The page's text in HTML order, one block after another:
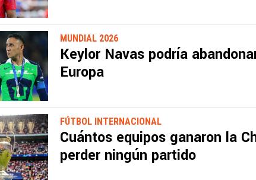
MUNDIAL 2026
Keylor Navas podría
Europa
FÚTBOL INTERNACIONAL
Cuántos equipos ganaron la
perder ningún partido